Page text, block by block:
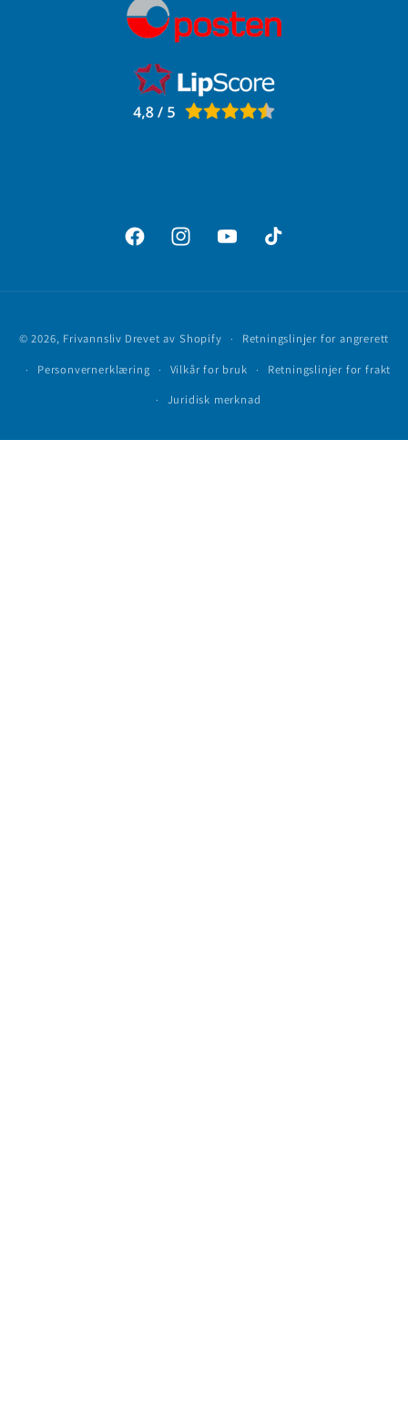
FacebookInstagramYouTubeTikTok
© 2026, Frivannsliv Drevet av Shopify
Retningslinjer for angrerett
Personvernerklæring
Vilkår for bruk
Retningslinjer for frakt
Juridisk merknad